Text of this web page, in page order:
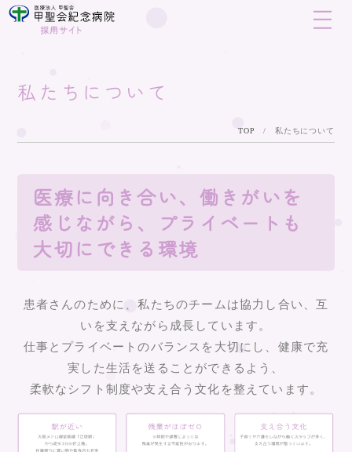
私たちについて
TOP / 私たちについて
医療に向き合い、働きがいを
感じながら、プライベートも
大切にできる環境
患者さんのために、私たちのチームは協力し合い、互
いを支えながら成長しています。
仕事とプライベートのバランスを大切にし、健康で充
実した生活を送ることができるよう、
柔軟なシフト制度や支え合う文化を整えています。